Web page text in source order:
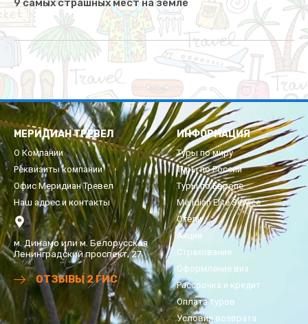
МЕРИДИАН ТРЕВЕЛ
О Компании
Реквизиты компании
Офис Меридиан Тревел
Наш адрес и контакты
м. Динамо или м. Белорусская
Ленинградский проспект, 27
ОТЗЫВЫ 2 ГИС
ИНФОРМАЦИЯ
Туры по миру
Туры по России
Туры по Европе
Meridian Elite Service
Отели
Акции
Страхование
Оформление виз
Рассрочка и кредит
Оплата туров
Условия возврата